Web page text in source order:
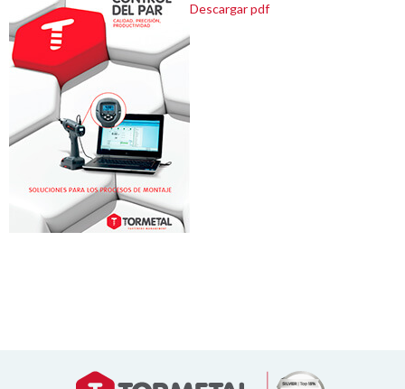
Descargar pdf